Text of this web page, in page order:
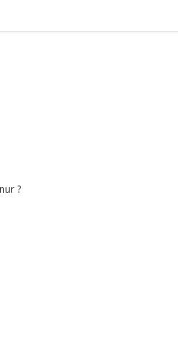
?